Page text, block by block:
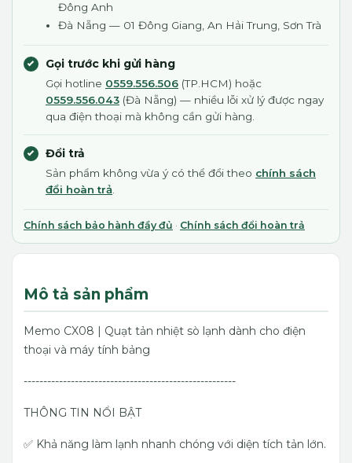
Đông Anh
Đà Nẵng — 01 Đông Giang, An Hải Trung, Sơn Trà
Gọi trước khi gửi hàng
Gọi hotline 0559.556.506 (TP.HCM) hoặc
0559.556.043 (Đà Nẵng) — nhiều lỗi xử lý được ngay
qua điện thoại mà không cần gửi hàng.
Đổi trả
Sản phẩm không vừa ý có thể đổi theo chính sách
đổi hoàn trả
Chính sách bảo hành đầy đủ · Chính sách đổi hoàn trả
Mô tả sản phẩm
Memo CX08 | Quạt tản nhiệt sò lạnh dành cho điện
thoại và máy tính bảng
------------------------------------------------------
THÔNG TIN NỔI BẬT
✅ Khả năng làm lạnh nhanh chóng với diện tích tản lớn.